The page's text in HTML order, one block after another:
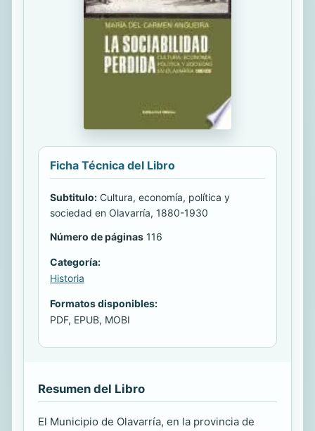
Ficha Técnica del Libro
Subtitulo: Cultura, economía, política y
sociedad en Olavarría, 1880-1930
Número de páginas 116
Categoría:
Historia
Formatos disponibles:
PDF, EPUB, MOBI
Resumen del Libro
El Municipio de Olavarría, en la provincia de